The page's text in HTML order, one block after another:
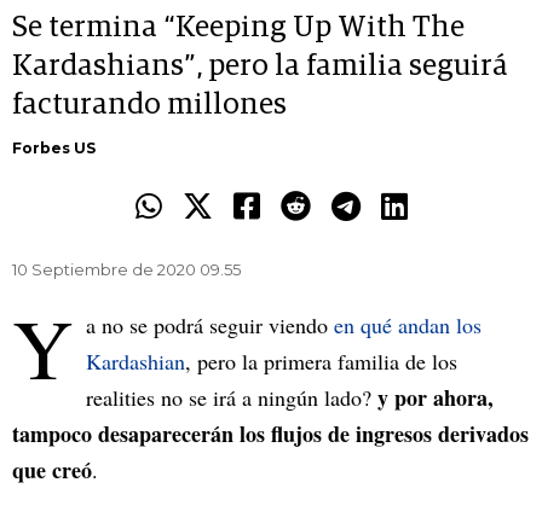
Se termina “Keeping Up With The
Kardashians”, pero la familia seguirá
facturando millones
Forbes US
10 Septiembre de 2020 09.55
Y a no se podrá seguir viendo en qué andan los
Kardashian, pero la primera familia de los
realities no se irá a ningún lado? y por ahora,
tampoco desaparecerán los flujos de ingresos derivados
que creó.